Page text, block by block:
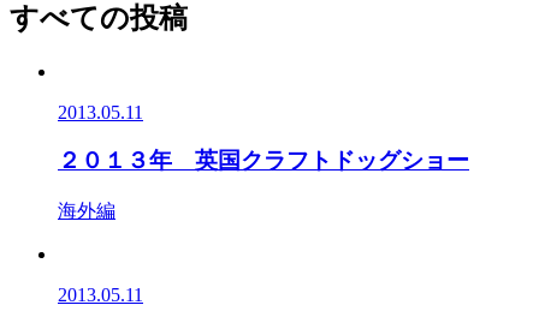
すべての投稿
2013.05.11
２０１３年 英国クラフトドッグショー
海外編
2013.05.11